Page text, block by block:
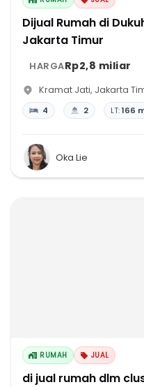
Dijual Rumah di
Jakarta Timur
HARGARp2,8 miliar
Kramat Jati, Jakarta
4 2 LT:166
Oka Lie
RUMAH JUAL
di jual rumah dlm